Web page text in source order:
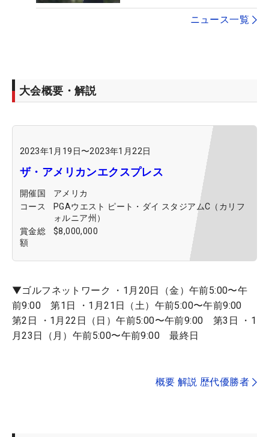
ニュース一覧
大会概要・解説
2023年1月19日〜2023年1月22日
ザ・アメリカンエクスプレス
開催国
アメリカ
コース
PGAウエスト ピート・ダイ スタジアムC（カリフ
ォルニア州）
賞金総
額
$8,000,000
▼ゴルフネットワーク ・1月20日（金）午前5:00〜午
前9:00 第1日 ・1月21日（土）午前5:00〜午前9:00
第2日 ・1月22日（日）午前5:00〜午前9:00 第3日 ・1
月23日（月）午前5:00〜午前9:00 最終日
概要 解説 歴代優勝者